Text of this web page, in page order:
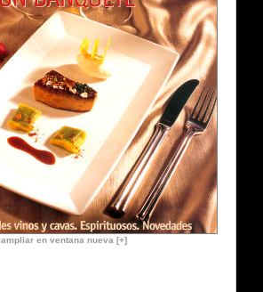
ampliar en ventana nueva [+]